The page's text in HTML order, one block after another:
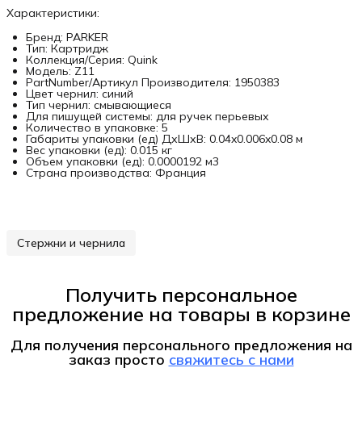
Характеристики:
Бренд: PARKER
Тип: Картридж
Коллекция/Серия: Quink
Модель: Z11
PartNumber/Артикул Производителя: 1950383
Цвет чернил: синий
Тип чернил: смывающиеся
Для пишущей системы: для ручек перьевых
Количество в упаковке: 5
Габариты упаковки (ед) ДхШхВ: 0.04x0.006x0.08 м
Вес упаковки (ед): 0.015 кг
Объем упаковки (ед): 0.0000192 м3
Страна производства: Франция
Стержни и чернила
Получить персональное
предложение на товары в корзине
Для получения персонального предложения на
заказ просто свяжитесь с нами